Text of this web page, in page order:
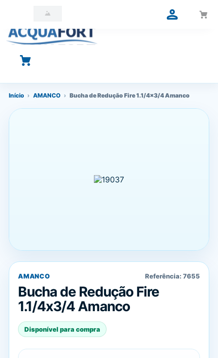
O que você está procurando?
Início › AMANCO › Bucha de Redução Fire 1.1/4x3/4 Amanco
AMANCO Referência: 7655
Bucha de Redução Fire
1.1/4x3/4 Amanco
Disponível para compra